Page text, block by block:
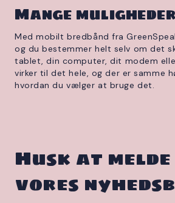
Mange muligheder
Med mobilt bredbånd fra
og du bestemmer helt selv om det
tablet, din computer, dit modem
virker til det hele, og der er samme
hvordan du vælger at bruge det.
Husk at
vores